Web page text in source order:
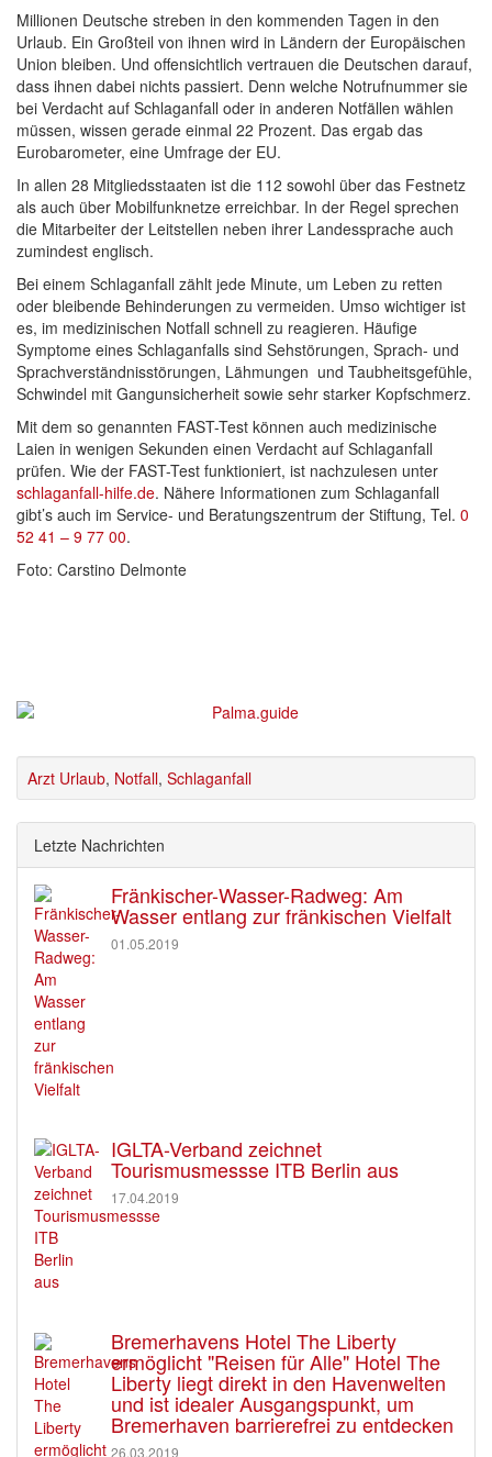
Millionen Deutsche streben in den kommenden Tagen in den
Urlaub. Ein Großteil von ihnen wird in Ländern der Europäischen
Union bleiben. Und offensichtlich vertrauen die Deutschen darauf,
dass ihnen dabei nichts passiert. Denn welche Notrufnummer sie
bei Verdacht auf Schlaganfall oder in anderen Notfällen wählen
müssen, wissen gerade einmal 22 Prozent. Das ergab das
Eurobarometer, eine Umfrage der EU.
In allen 28 Mitgliedsstaaten ist die 112 sowohl über das Festnetz
als auch über Mobilfunknetze erreichbar. In der Regel sprechen
die Mitarbeiter der Leitstellen neben ihrer Landessprache auch
zumindest englisch.
Bei einem Schlaganfall zählt jede Minute, um Leben zu retten
oder bleibende Behinderungen zu vermeiden. Umso wichtiger ist
es, im medizinischen Notfall schnell zu reagieren. Häufige
Symptome eines Schlaganfalls sind Sehstörungen, Sprach- und
Sprachverständnisstörungen, Lähmungen und Taubheitsgefühle,
Schwindel mit Gangunsicherheit sowie sehr starker Kopfschmerz.
Mit dem so genannten FAST-Test können auch medizinische
Laien in wenigen Sekunden einen Verdacht auf Schlaganfall
prüfen. Wie der FAST-Test funktioniert, ist nachzulesen unter
schlaganfall-hilfe.de. Nähere Informationen zum Schlaganfall
gibt’s auch im Service- und Beratungszentrum der Stiftung, Tel. 0
52 41 – 9 77 00.
Foto: Carstino Delmonte
Arzt Urlaub, Notfall, Schlaganfall
Letzte Nachrichten
Fränkischer-Wasser-Radweg: Am
Wasser entlang zur fränkischen Vielfalt
01.05.2019
IGLTA-Verband zeichnet
Tourismusmessse ITB Berlin aus
17.04.2019
Bremerhavens Hotel The Liberty
ermöglicht "Reisen für Alle" Hotel The
Liberty liegt direkt in den Havenwelten
und ist idealer Ausgangspunkt, um
Bremerhaven barrierefrei zu entdecken
26.03.2019